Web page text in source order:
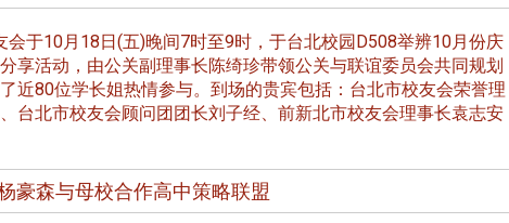
会于10月18日(五)晚间7时至9时，于台北校园D508举辨10月份庆
享活动，由公关副理事长陈绮珍带领公关与联谊委员会共同规划
近80位学长姐热情参与。到场的贵宾包括：台北市校友会荣誉理
台北市校友会顾问团团长刘子经、前新北市校友会理事长袁志安
豪森与母校合作高中策略联盟
息
欢迎使用「淡江大学校园征才
息
捐款芳名录